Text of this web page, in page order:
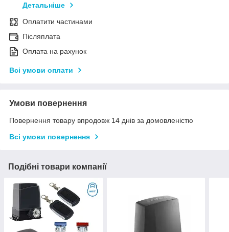
Детальніше
Оплатити частинами
Післяплата
Оплата на рахунок
Всі умови оплати
Умови повернення
Повернення товару впродовж 14 днів за домовленістю
Всі умови повернення
Подібні товари компанії